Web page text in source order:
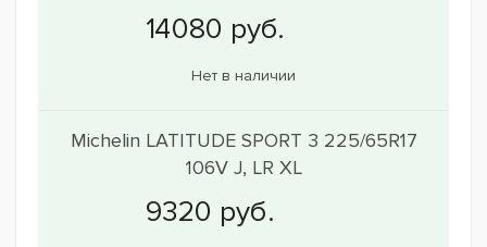
Нет в наличии
Michelin LATITUDE SPORT 3 225/65R17
106V J, LR XL